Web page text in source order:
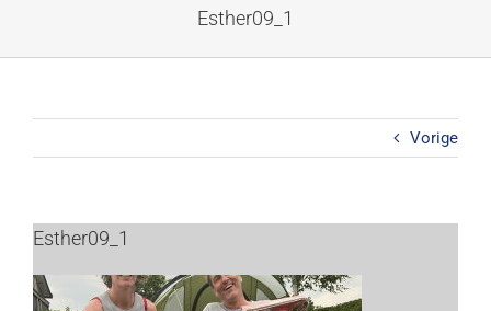
Esther09_1
Vorige
Esther09_1